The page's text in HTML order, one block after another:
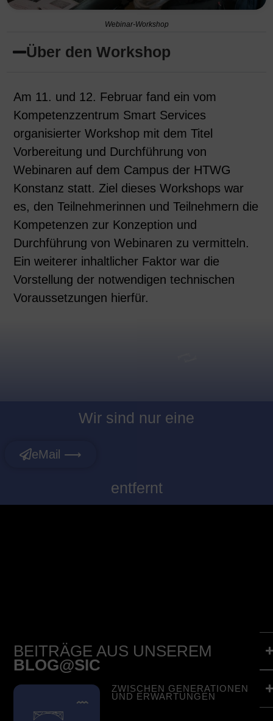
Webinar-Workshop
Über den Workshop
Am 11. und 12. Februar fand ein vom
Kompetenzzentrum Smart Services
organisierter Workshop mit dem Titel
Vorbereitung und Durchführung von
Webinaren auf dem Campus der HTWG
Konstanz statt. Ziel dieses Workshops war
es, den Teilnehmerinnen und Teilnehmern die
Kompetenzen zur Konzeption und
Durchführung von Webinaren zu vermitteln.
Ein weiterer inhaltlicher Faktor war die
Vorstellung der notwendigen technischen
Voraussetzungen hierfür.
Wir sind nur eine
eMail ⟶
entfernt
BEITRÄGE AUS UNSEREM
BLOG@SIC
ZWISCHEN GENERATIONEN
UND ERWARTUNGEN